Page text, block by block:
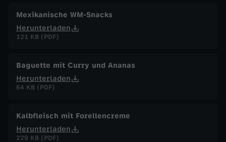
Mexikanische WM-Snacks
Herunterladen
121 KB (PDF)
Baguette mit Curry und Ananas
Herunterladen
64 KB (PDF)
Kalbfleisch mit Forellencreme
Herunterladen
229 KB (PDF)